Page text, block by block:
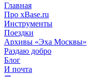
Главная
Про xBase.ru
Инструменты
Поездки
Архивы «Эха Москвы»
Раздаю добро
Блог
И почта